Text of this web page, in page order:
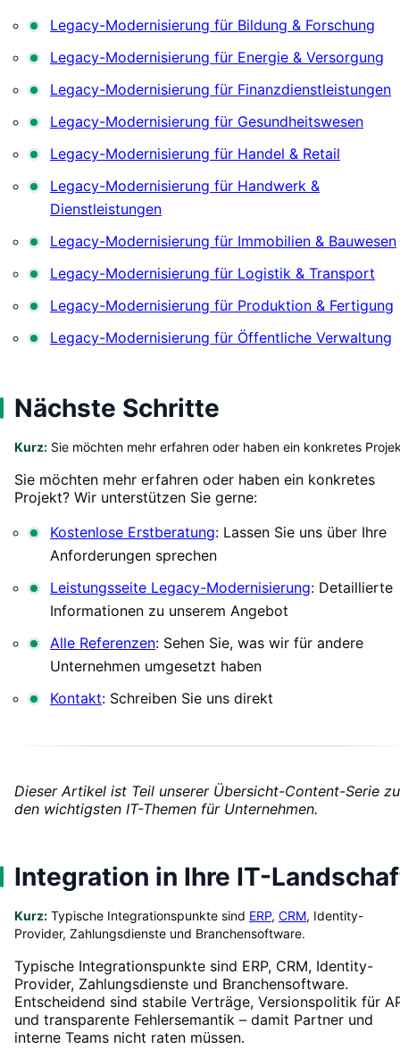
Legacy-Modernisierung für Bildung & Forschung
Legacy-Modernisierung für Energie & Versorgung
Legacy-Modernisierung für Finanzdienstleistungen
Legacy-Modernisierung für Gesundheitswesen
Legacy-Modernisierung für Handel & Retail
Legacy-Modernisierung für Handwerk &
Dienstleistungen
Legacy-Modernisierung für Immobilien & Bauwesen
Legacy-Modernisierung für Logistik & Transport
Legacy-Modernisierung für Produktion & Fertigung
Legacy-Modernisierung für Öffentliche Verwaltung
Nächste Schritte
Kurz: Sie möchten mehr erfahren oder haben ein konkretes
Sie möchten mehr erfahren oder haben ein konkretes
Projekt? Wir unterstützen Sie gerne:
Kostenlose Erstberatung: Lassen Sie uns über Ihre
Anforderungen sprechen
Leistungsseite Legacy-Modernisierung: Detaillierte
Informationen zu unserem Angebot
Alle Referenzen: Sehen Sie, was wir für andere
Unternehmen umgesetzt haben
Kontakt: Schreiben Sie uns direkt
Dieser Artikel ist Teil unserer Übersicht-Content-Serie zu
den wichtigsten IT-Themen für Unternehmen.
Integration in Ihre IT-
Kurz: Typische Integrationspunkte sind ERP, CRM, Identity-
Provider, Zahlungsdienste und Branchensoftware.
Typische Integrationspunkte sind ERP, CRM, Identity-
Provider, Zahlungsdienste und Branchensoftware.
Entscheidend sind stabile Verträge, Versionspolitik für
und transparente Fehlersemantik – damit Partner und
interne Teams nicht raten müssen.